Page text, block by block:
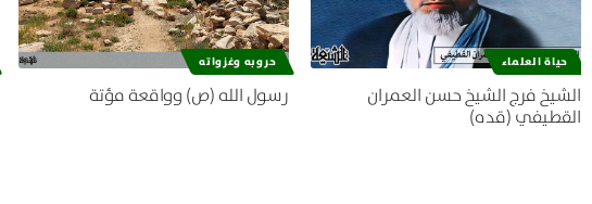
حياة العلماء
الشيخ فرج الشيخ حسن العمران
القطيفي (قده)
حروبه وغزواته
رسول الله (ص) وواقعة مؤتة